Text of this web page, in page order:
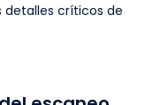
detalles críticos de